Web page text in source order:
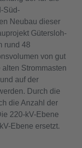
Süd-
Neubau dieser
Gütersloh-
rund 48
von gut
Strommasten
auf der
Durch die
die Anzahl der
220-kV-Ebene
Ebene ersetzt.